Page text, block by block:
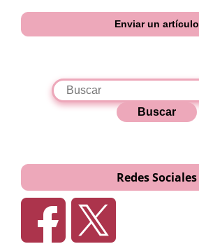
Enviar un artículo
Buscar
Redes Sociales